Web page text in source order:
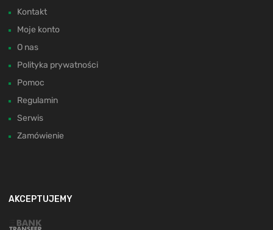
Kontakt
Moje konto
O nas
Polityka prywatności
Pomoc
Regulamin
Serwis
Zamówienie
AKCEPTUJEMY